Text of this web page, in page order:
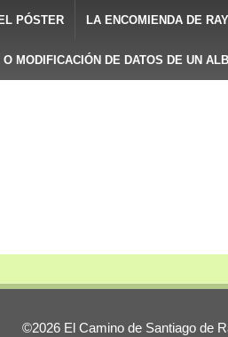
EL PÓSTER LA ENCOMIENDA DE
O MODIFICACIÓN DE DATOS DE UN
©2026 El Camino de Santiago de